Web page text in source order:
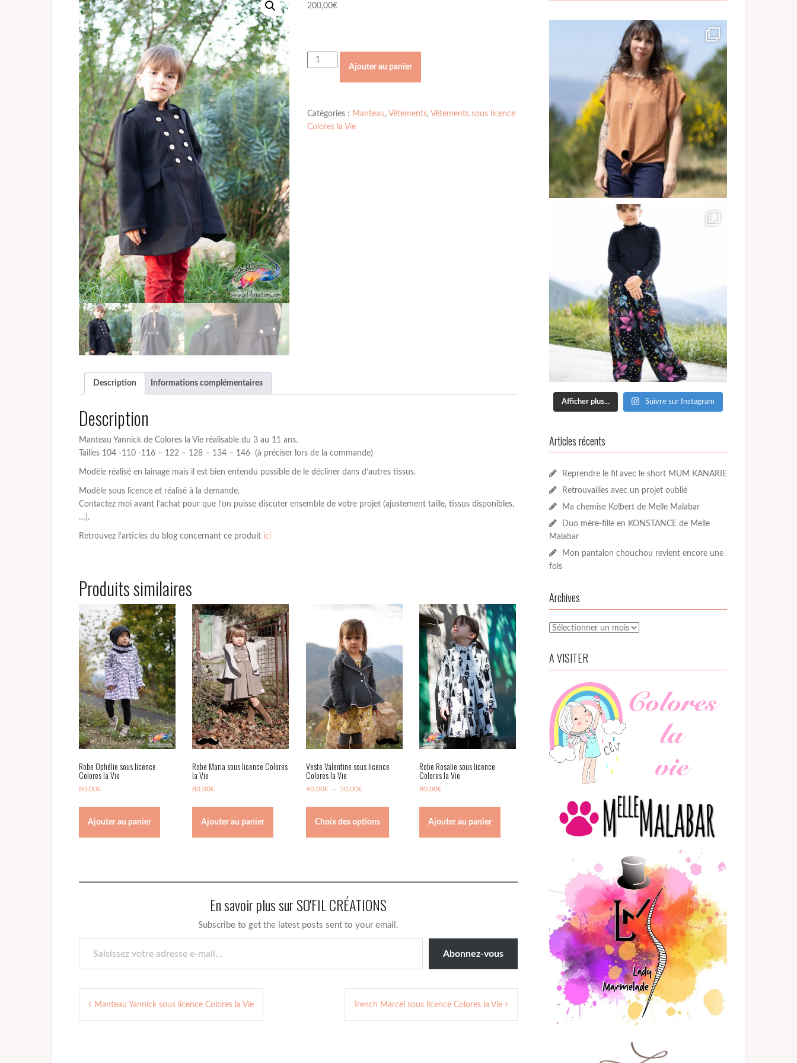
200,00€
quantité
de
sous
licence
Ajouter au panier
Catégories : Manteau, Vêtements, Vêtements sous licence
Colores la Vie
Description Informations complémentaires
Description
Manteau Yannick de Colores la Vie réalisable du 3 au 11 ans.
Tailles 104 -110 -116 – 122 – 128 – 134 – 146 (à préciser lors de la commande)
Modèle réalisé en lainage mais il est bien entendu possible de le décliner dans d’autres tissus.
Modèle sous licence et réalisé à la demande.
Contactez moi avant l’achat pour que l’on puisse discuter ensemble de votre projet (ajustement taille, tissus disponibles,
…).
Retrouvez l’articles du blog concernant ce produit ici
Produits similaires
Robe Ophélie sous licence
Colores la Vie
80,00€
Ajouter au panier
Robe Maria sous licence Colores
la Vie
80,00€
Ajouter au panier
Veste Valentine sous licence
Colores la Vie
40,00€ – 50,00€Plage
40,00€
Choix des options
options
choisies
Robe Rosalie sous licence
Colores la Vie
80,00€
Ajouter au panier
En savoir plus sur SO'FIL CRÉATIONS
Subscribe to get the latest posts sent to your email.
Saisissez votre adresse e-mail…
Abonnez-vous
Navigation
Manteau Yannick sous licence Colores la Vie Trench Marcel sous licence Colores la Vie
Afficher plus... Suivre sur Instagram
Articles récents
Reprendre le fil avec le short MUM KANARIE
Retrouvailles avec un projet oublié
Ma chemise Kolbert de Melle Malabar
Duo mère-fille en KONSTANCE de Melle
Malabar
Mon pantalon chouchou revient encore une
fois
Archives
Archives
A VISITER